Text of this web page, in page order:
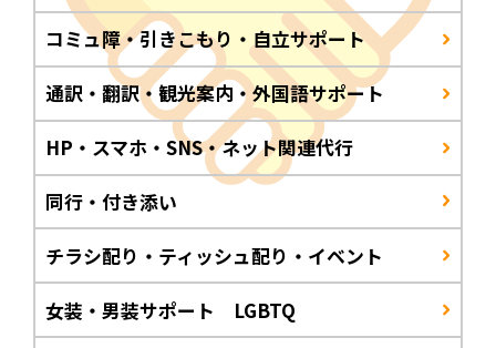
コミュ障・引きこもり・自立サポート
通訳・翻訳・観光案内・外国語サポート
HP・スマホ・SNS・ネット関連代行
同行・付き添い
チラシ配り・ティッシュ配り・イベント
女装・男装サポート LGBTQ